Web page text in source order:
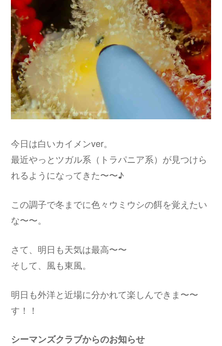
今日は白いカイメンver。
最近やっとツガル系（トラパニア系）が見つけら
れるようになってきた〜〜♪
この調子で冬までに色々ウミウシの餌を覚えたい
な〜〜。
さて、明日も天気は最高〜〜
そして、風も東風。
明日も外洋と近場に分かれて楽しんできま〜〜
す！！
シーマンズクラブからのお知らせ